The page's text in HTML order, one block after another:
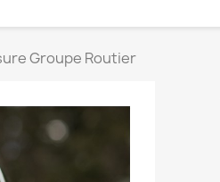
Groupe Routier